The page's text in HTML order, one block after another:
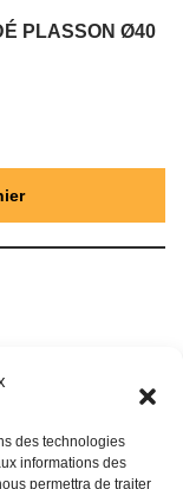
des technologies
informations des
permettra de traiter
PLASSON Ø40